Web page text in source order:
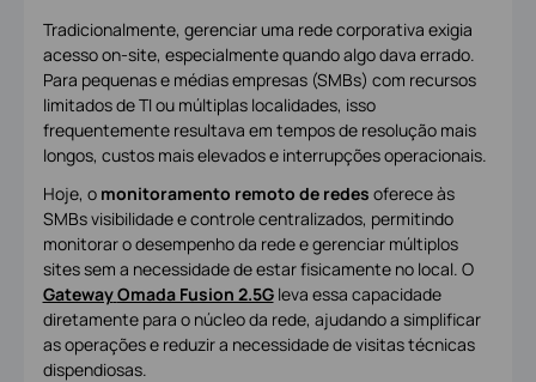
Tradicionalmente, gerenciar uma rede corporativa exigia
acesso on-site, especialmente quando algo dava errado.
Para pequenas e médias empresas (SMBs) com recursos
limitados de TI ou múltiplas localidades, isso
frequentemente resultava em tempos de resolução mais
longos, custos mais elevados e interrupções operacionais.
Hoje, o monitoramento remoto de redes oferece às
SMBs visibilidade e controle centralizados, permitindo
monitorar o desempenho da rede e gerenciar múltiplos
sites sem a necessidade de estar fisicamente no local. O
GatewayOmada Fusion 2.5G leva essa capacidade
diretamente para o núcleo da rede, ajudando a simplificar
as operações e reduzir a necessidade de visitas técnicas
dispendiosas.